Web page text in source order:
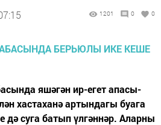
1201 0 0
яшәгән ир-егет апасы­
хастаханә артындагы буага
дә суга батып үлгәннәр. Аларны